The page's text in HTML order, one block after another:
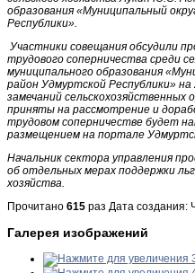
образования «Муниципальный
Республики».
Участники совещания обсудили
трудового соперничества среди
муниципального образования
район Удмуртской Республики» на
замечаний сельскохозяйственных
приняты на рассмотрение и
трудовом соперничестве будет
размещением на портале
Начальник сектора управления
об отдельных мерах поддержки
хозяйства.
Прочитано 615 раз Дата создания:
Галерея изображений